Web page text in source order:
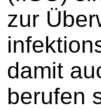
zur
damit
berufen